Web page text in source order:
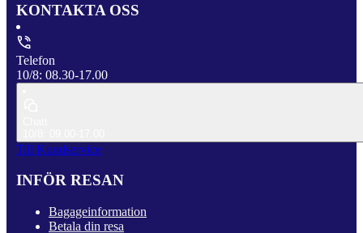
KONTAKTA OSS
Telefon
10/8: 08.30-17.00
Till Kundservice
INFÖR RESAN
Bagageinformation
Betala din resa